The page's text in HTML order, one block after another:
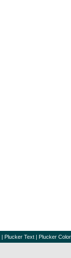
| Plucker Text | Plucker Color